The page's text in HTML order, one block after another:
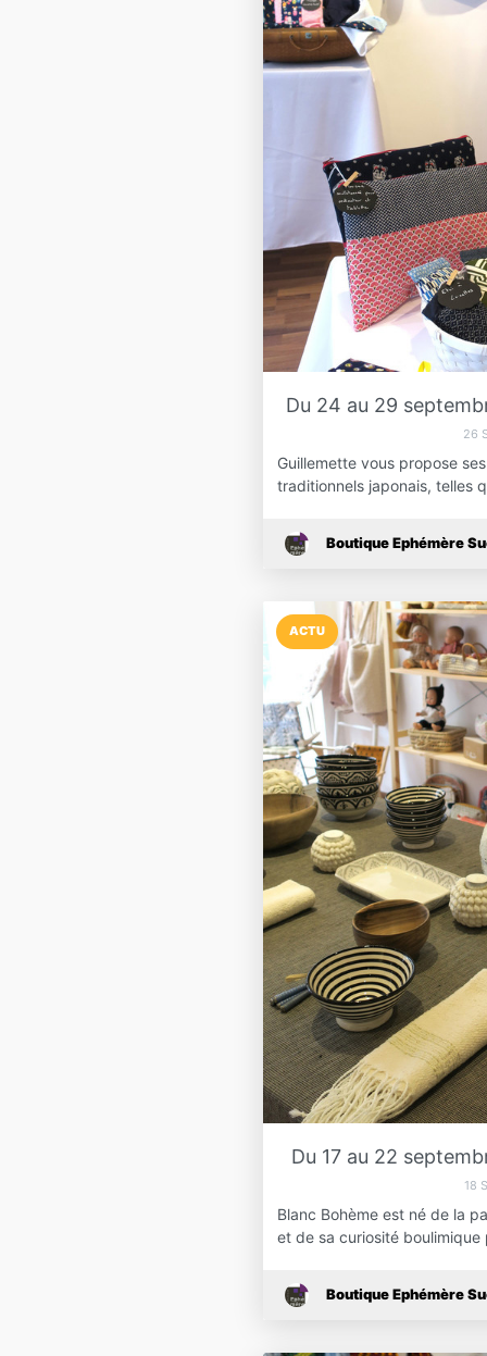
Du 24 au 29
26
Guillemette vous propose
traditionnels japonais, telles
Boutique Ephémère
ACTU
Du 17 au 22
18
Blanc Bohème est né de la
et de sa curiosité
Boutique Ephémère